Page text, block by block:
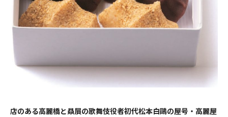
店のある高麗橋と贔屓の歌舞伎役者初代松本白鷗の屋号・高麗屋